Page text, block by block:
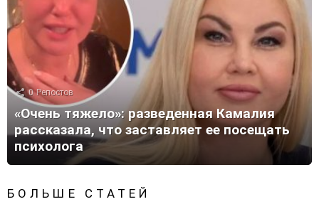
0 Репостов
«Очень тяжело»: разведенная Камалия
рассказала, что заставляет ее посещать
психолога
БОЛЬШЕ СТАТЕЙ